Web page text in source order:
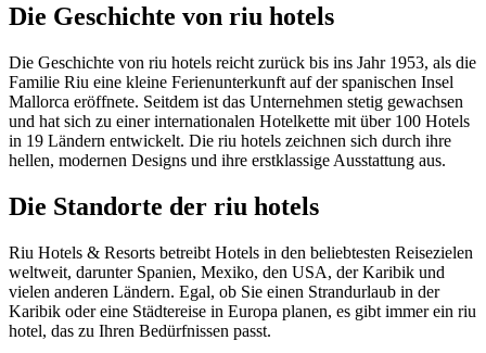
Die Geschichte von riu hotels
Die Geschichte von riu hotels reicht zurück bis ins Jahr 1953, als die
Familie Riu eine kleine Ferienunterkunft auf der spanischen Insel
Mallorca eröffnete. Seitdem ist das Unternehmen stetig gewachsen
und hat sich zu einer internationalen Hotelkette mit über 100 Hotels
in 19 Ländern entwickelt. Die riu hotels zeichnen sich durch ihre
hellen, modernen Designs und ihre erstklassige Ausstattung aus.
Die Standorte der riu hotels
Riu Hotels & Resorts betreibt Hotels in den beliebtesten Reisezielen
weltweit, darunter Spanien, Mexiko, den USA, der Karibik und
vielen anderen Ländern. Egal, ob Sie einen Strandurlaub in der
Karibik oder eine Städtereise in Europa planen, es gibt immer ein riu
hotel, das zu Ihren Bedürfnissen passt.